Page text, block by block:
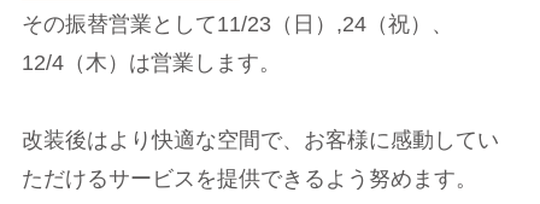
その振替営業として11/23（日）,24（祝）、
12/4（木）は営業します。
改装後はより快適な空間で、お客様に感動してい
ただけるサービスを提供できるよう努めます。